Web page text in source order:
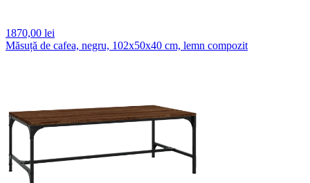
1870,00 lei
Măsuță de cafea, negru, 102x50x40 cm, lemn compozit